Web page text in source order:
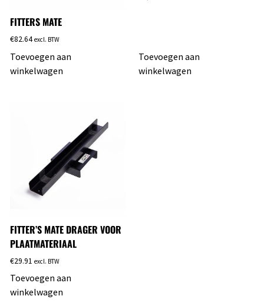
FITTERS MATE
€82.64 excl. BTW
Toevoegen aan
winkelwagen
Toevoegen aan
winkelwagen
FITTER’S MATE DRAGER VOOR
PLAATMATERIAAL
€29.91 excl. BTW
Toevoegen aan
winkelwagen